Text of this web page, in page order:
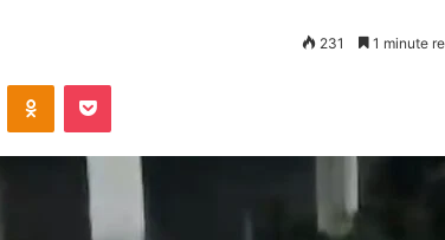
231 1 minute